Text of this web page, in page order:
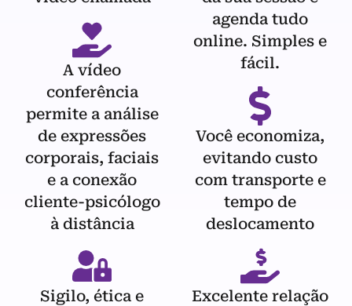
A vídeo
conferência
permite a análise
de expressões
corporais, faciais
e a conexão
cliente-psicólogo
à distância
Sigilo, ética e
agenda tudo
online. Simples e
fácil.
Você economiza,
evitando custo
com transporte e
tempo de
deslocamento
Excelente relação